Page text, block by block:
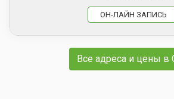
ОН-ЛАЙН ЗАПИСЬ
Все адреса и цены в